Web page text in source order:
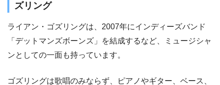
ズリング
ライアン・ゴズリングは、2007年にインディーズバンド
「デットマンズボーンズ」を結成するなど、ミュージシャ
ンとしての一面も持っています。
ゴズリングは歌唱のみならず、ピアノやギター、ベース、